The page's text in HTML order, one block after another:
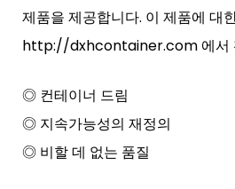
제품을 제공합니다. 이 제품에 대
http://dxhcontainer.com 에서
◎ 컨테이너 드림
◎ 지속가능성의 재정의
◎ 비할 데 없는 품질